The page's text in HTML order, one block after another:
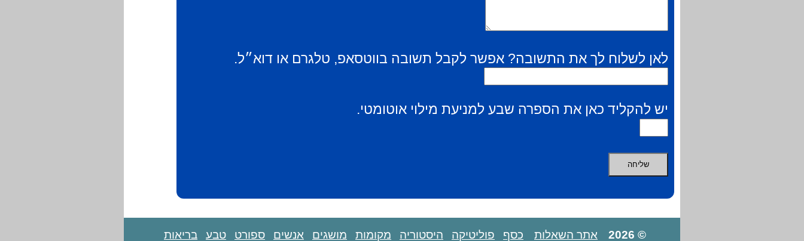
לאן לשלוח לך את התשובה? אפשר לקבל תשובה בווטסאפ, טלגרם או דוא״ל.
יש להקליד כאן את הספרה שבע למניעת מילוי אוטומטי.
© 2026 אתר השאלות כסף פוליטיקה היסטוריה מקומות מושגים אנשים ספורט טבע בריאות